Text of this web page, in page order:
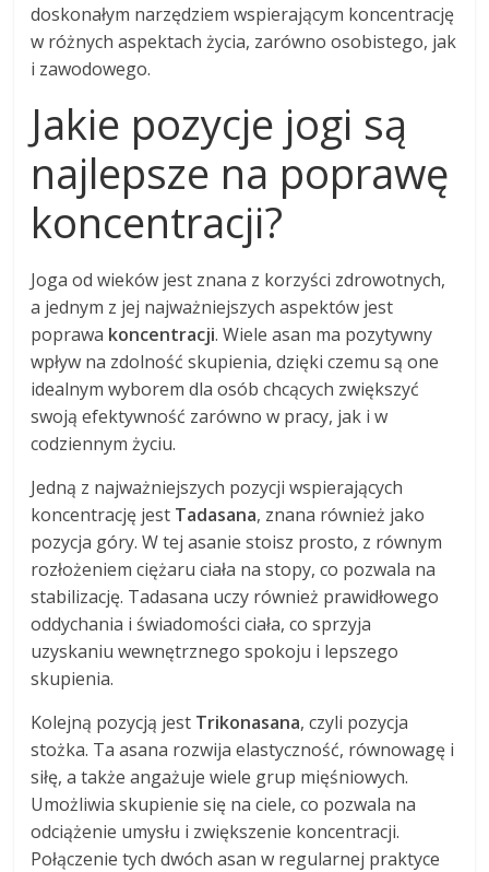
doskonałym narzędziem wspierającym koncentrację
w różnych aspektach życia, zarówno osobistego, jak
i zawodowego.
Jakie pozycje jogi są
najlepsze na poprawę
koncentracji?
Joga od wieków jest znana z korzyści zdrowotnych,
a jednym z jej najważniejszych aspektów jest
poprawa koncentracji. Wiele asan ma pozytywny
wpływ na zdolność skupienia, dzięki czemu są one
idealnym wyborem dla osób chcących zwiększyć
swoją efektywność zarówno w pracy, jak i w
codziennym życiu.
Jedną z najważniejszych pozycji wspierających
koncentrację jest Tadasana, znana również jako
pozycja góry. W tej asanie stoisz prosto, z równym
rozłożeniem ciężaru ciała na stopy, co pozwala na
stabilizację. Tadasana uczy również prawidłowego
oddychania i świadomości ciała, co sprzyja
uzyskaniu wewnętrznego spokoju i lepszego
skupienia.
Kolejną pozycją jest Trikonasana, czyli pozycja
stożka. Ta asana rozwija elastyczność, równowagę i
siłę, a także angażuje wiele grup mięśniowych.
Umożliwia skupienie się na ciele, co pozwala na
odciążenie umysłu i zwiększenie koncentracji.
Połączenie tych dwóch asan w regularnej praktyce